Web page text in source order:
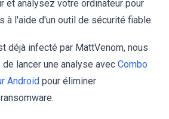
et analysez votre ordinateur pour
à l'aide d'un outil de sécurité fiable.
déjà infecté par MattVenom, nous
lancer une analyse avec Combo
Android pour éliminer